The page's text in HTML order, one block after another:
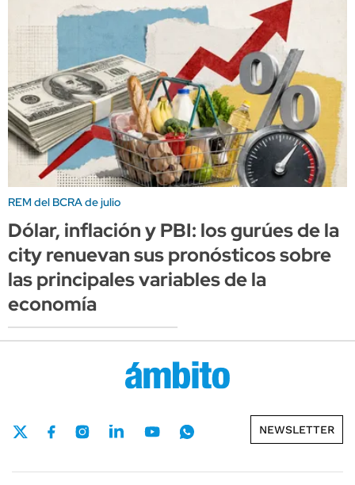
REM del BCRA de julio
Dólar, inflación y PBI: los gurúes de la
city renuevan sus pronósticos sobre
las principales variables de la
economía
NEWSLETTER